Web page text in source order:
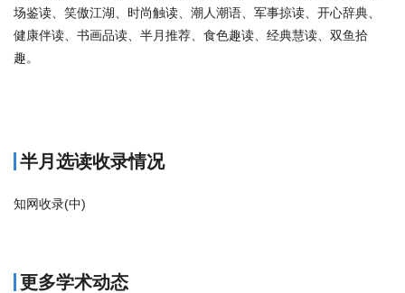
场鉴读、笑傲江湖、时尚触读、潮人潮语、军事掠读、开心辞典、
健康伴读、书画品读、半月推荐、食色趣读、经典慧读、双鱼拾
趣。
半月选读收录情况
知网收录(中)
更多学术动态